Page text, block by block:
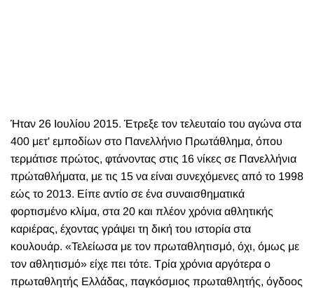
Ήταν 26 Ιουλίου 2015. Έτρεξε τον τελευταίο του αγώνα στα
400 μετ' εμποδίων στο Πανελλήνιο Πρωτάθλημα, όπου
τερμάτισε πρώτος, φτάνοντας στις 16 νίκες σε Πανελλήνια
πρώταθλήματα, με τις 15 να είναι συνεχόμενες από το 1998
εώς το 2013. Είπε αντίο σε ένα συναισθηματικά
φορτισμένο κλίμα, στα 20 και πλέον χρόνια αθλητικής
καριέρας, έχοντας γράψει τη δική του ιστορία στα
κουλουάρ. «Τελείωσα με τον πρωταθλητισμό, όχι, όμως με
τον αθλητισμό» είχε πει τότε. Τρία χρόνια αργότερα ο
πρωταθλητής Ελλάδας, παγκόσμιος πρωταθλητής, όγδοος